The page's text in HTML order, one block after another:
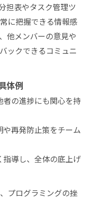
担表やタスク管理ツ
に把握できる情報感
他メンバーの意見や
ックできるコミュニ
体例
者の進捗にも関心を持
再発防止策をチーム
導し、全体の底上げ
プログラミングの挫